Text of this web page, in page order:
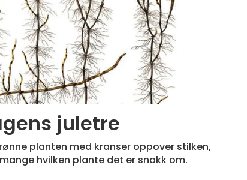
juletre
planten med kranser oppover stilken,
hvilken plante det er snakk om.